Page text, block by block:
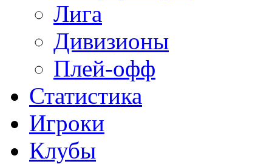
Лига
Дивизионы
Плей-офф
Статистика
Игроки
Клубы